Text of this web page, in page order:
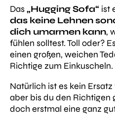
Das„Hugging Sofa“ ist
das keine Lehnen
dich umarmen kann,
fühlen solltest. Toll oder?
einen großen, weichen
Richtige zum Einkuscheln.
Natürlich ist es kein
aber bis du den Richtigen
doch erstmal eine ganz